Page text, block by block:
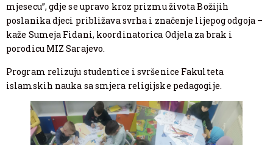
mjesecu”, gdje se upravo kroz prizmu života Božijih
poslanika djeci približava svrha i značenje lijepog odgoja –
kaže Sumeja Fidani, koordinatorica Odjela za brak i
porodicu MIZ Sarajevo.
Program relizuju studentice i svršenice Fakulteta
islamskih nauka sa smjera religijske pedagogije.